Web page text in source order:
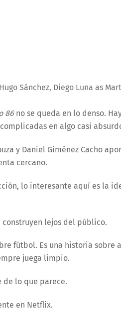
Sánchez, Diego Luna as
86no se queda en lo denso.
en algo casi
y Daniel Giménez Cacho
cercano.
lo interesante aquí es la
construyen lejos del público.
fútbol. Es una historia sobre
juega limpio.
de lo que parece.
en Netflix.